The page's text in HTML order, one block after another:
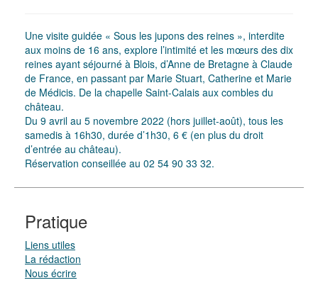
Une visite guidée « Sous les jupons des reines », interdite
aux moins de 16 ans, explore l’intimité et les mœurs des dix
reines ayant séjourné à Blois, d’Anne de Bretagne à Claude
de France, en passant par Marie Stuart, Catherine et Marie
de Médicis. De la chapelle Saint-Calais aux combles du
château.
Du 9 avril au 5 novembre 2022 (hors juillet-août), tous les
samedis à 16h30, durée d’1h30, 6 € (en plus du droit
d’entrée au château).
Réservation conseillée au 02 54 90 33 32.
Pratique
Liens utiles
La rédaction
Nous écrire